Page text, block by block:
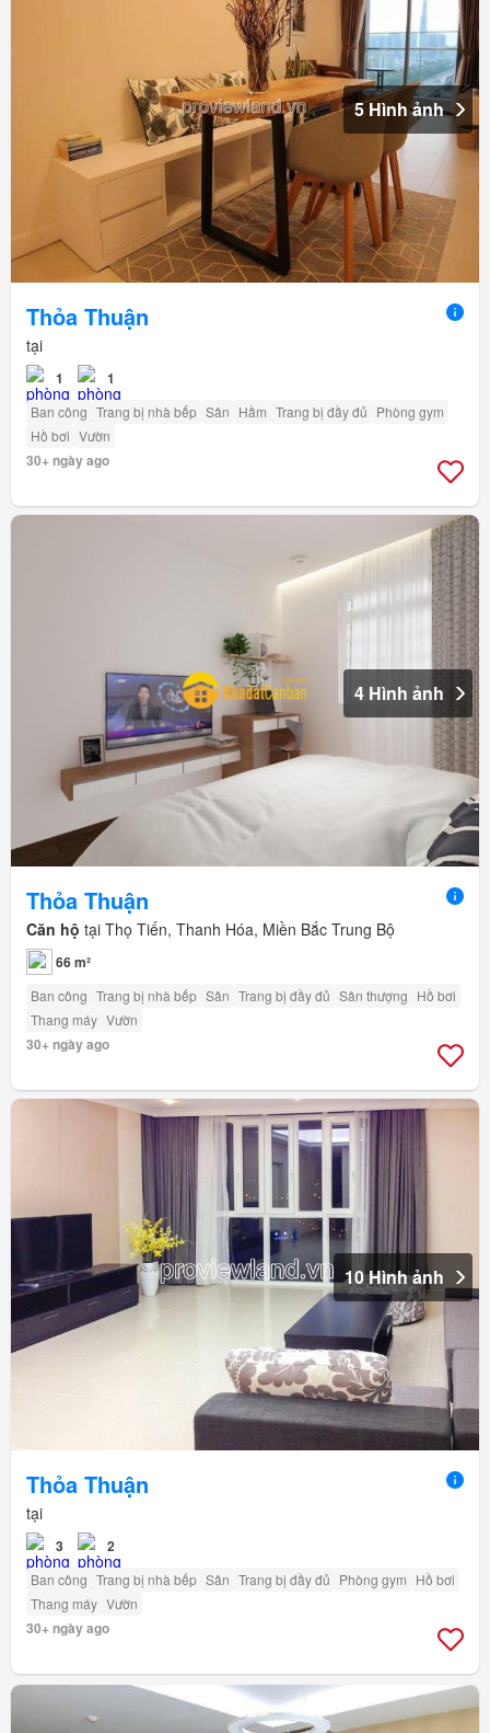
5 Hình ảnh
Thỏa Thuận
tại
1 1
Ban công Trang bị nhà bếp Sân Hầm Trang bị đầy đủ Phòng gym
Hồ bơi Vườn
30+ ngày ago
4 Hình ảnh
Thỏa Thuận
Căn hộ tại Thọ Tiến, Thanh Hóa, Miền Bắc Trung Bộ
66 m²
Ban công Trang bị nhà bếp Sân Trang bị đầy đủ Sân thượng Hồ bơi
Thang máy Vườn
30+ ngày ago
10 Hình ảnh
Thỏa Thuận
tại
3 2
Ban công Trang bị nhà bếp Sân Trang bị đầy đủ Phòng gym Hồ bơi
Thang máy Vườn
30+ ngày ago